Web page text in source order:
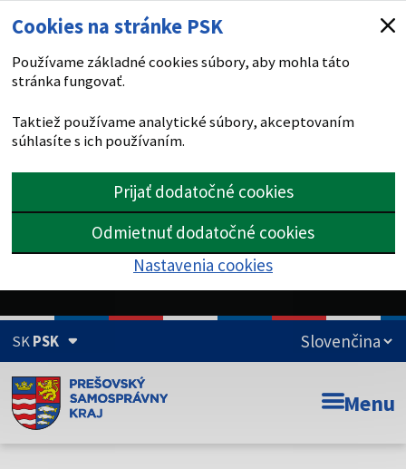
Cookies na stránke PSK
Používame základné cookies súbory, aby mohla táto
stránka fungovať.
Taktiež používame analytické súbory, akceptovaním
súhlasíte s ich používaním.
Prijať dodatočné cookies
Odmietnuť dodatočné cookies
Nastavenia cookies
SKPSK
Doména psk.sk je oficiálna
Toto je oficiálna webová stránka Prešovského
Menu